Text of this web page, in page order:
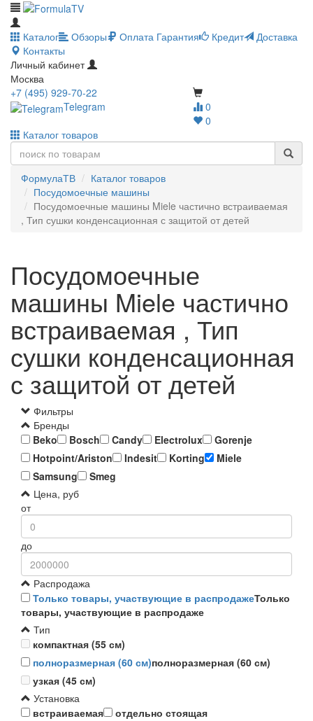
Каталог Обзоры Оплата Гарантия Кредит
Доставка
Контакты
Личный кабинет
Москва
0
0
+7 (495) 929-70-22
Telegram
Каталог товаров
ФормулаТВ
Каталог товаров
Посудомоечные машины
Посудомоечные машины Miele частично встраиваемая
, Тип сушки конденсационная с защитой от детей
Посудомоечные
машины Miele частично
встраиваемая , Тип
сушки конденсационная
с защитой от детей
Фильтры
Бренды
Beko
Bosch Candy Electrolux
Gorenje
Hotpoint/Ariston
Indesit Korting
Miele
Samsung
Smeg
Цена, руб
от
до
Распродажа
Только товары, участвующие в распродажеТолько
товары, участвующие в распродаже
Тип
компактная (55 см)
полноразмерная (60 см)полноразмерная (60 см)
узкая (45 см)
Установка
встраиваемая
отдельно стоящая